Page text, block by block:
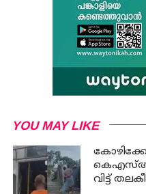
YOU MAY LIKE
വിട്ട്